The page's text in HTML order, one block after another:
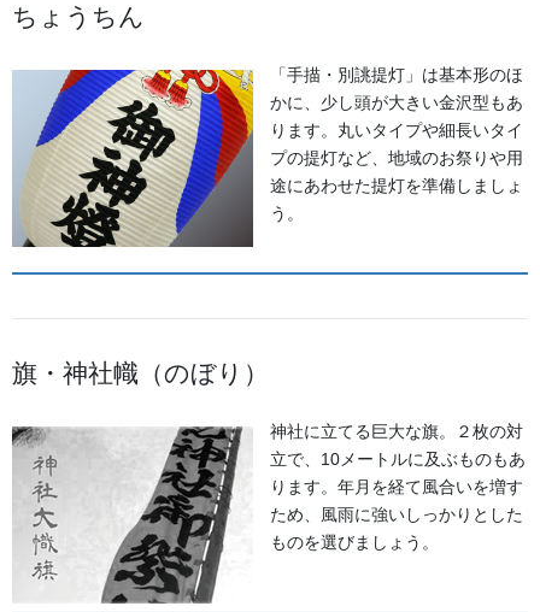
足袋の画像案内
2016/05/24
よもやま話
法被・はっぴ・はんてん・印半纏
獅子舞・衣裳・別仕立・小物
お祭用品・品目
祭り前掛け・けんたい・胸当て
提灯 祭
幕・のぼり
ちょうちん
「手描・別誂提灯」は基本形のほ
かに、少し頭が大きい金沢型もあ
ります。丸いタイプや細長いタイ
プの提灯など、地域のお祭りや用
途にあわせた提灯を準備しましょ
う。
旗・神社幟（のぼり）
神社に立てる巨大な旗。２枚の対
立で、10メートルに及ぶものもあ
ります。年月を経て風合いを増す
ため、風雨に強いしっかりとした
ものを選びましょう。